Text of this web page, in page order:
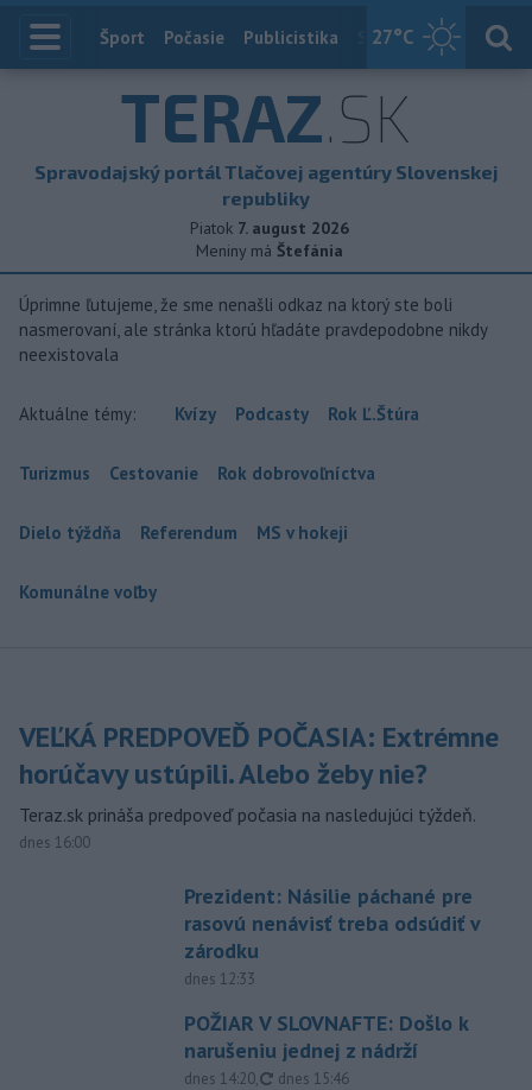
27°C
Index
Šport Počasie Publicistika Slovensko
TERAZ.SK
Spravodajský portál Tlačovej agentúry Slovenskej
republiky
Piatok 7. august 2026
Meniny má Štefánia
Úprimne ľutujeme, že sme nenašli odkaz na ktorý ste boli
nasmerovaní, ale stránka ktorú hľadáte pravdepodobne nikdy
neexistovala
Aktuálne témy: Kvízy Podcasty Rok Ľ.Štúra
Turizmus Cestovanie Rok dobrovoľníctva
Dielo týždňa Referendum MS v hokeji
Komunálne voľby
VEĽKÁ PREDPOVEĎ POČASIA: Extrémne
horúčavy ustúpili. Alebo žeby nie?
Teraz.sk prináša predpoveď počasia na nasledujúci týždeň.
dnes 16:00
Prezident: Násilie páchané pre
rasovú nenávisť treba odsúdiť v
zárodku
dnes 12:33
POŽIAR V SLOVNAFTE: Došlo k
narušeniu jednej z nádrží
dnes 14:20, aktualizované
dnes 15:46